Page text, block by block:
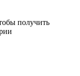
получить